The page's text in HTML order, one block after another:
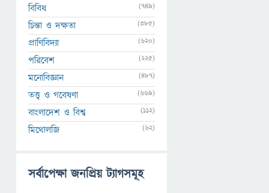
বিবিধ (749)
চিন্তা ও দক্ষতা (385)
প্রাণিবিদ্যা (620)
পরিবেশ (225)
মনোবিজ্ঞান (487)
তত্ত্ব ও গবেষণা (669)
বাংলাদেশ ও বিশ্ব (112)
মিথোলজি (62)
সর্বাপেক্ষা জনপ্রিয় ট্যাগসমূহ